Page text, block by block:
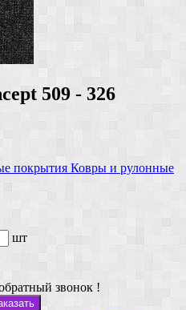
509 - 326
покрытия Ковры и рулонные
шт
звонок !